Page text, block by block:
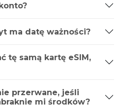
ma datę ważności?
tę samą kartę eSIM,
przerwane, jeśli
mi środków?